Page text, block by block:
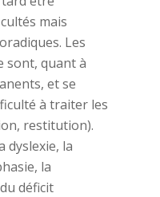
mais
Les
sont, quant à
et se
à traiter les
restitution).
dyslexie, la
la
déficit